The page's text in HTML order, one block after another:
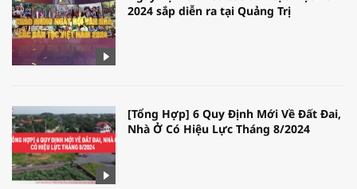
2024 sắp diễn ra tại Quảng Trị
[Tổng Hợp] 6 Quy Định Mới Về Đất Đai,
Nhà Ở Có Hiệu Lực Tháng 8/2024